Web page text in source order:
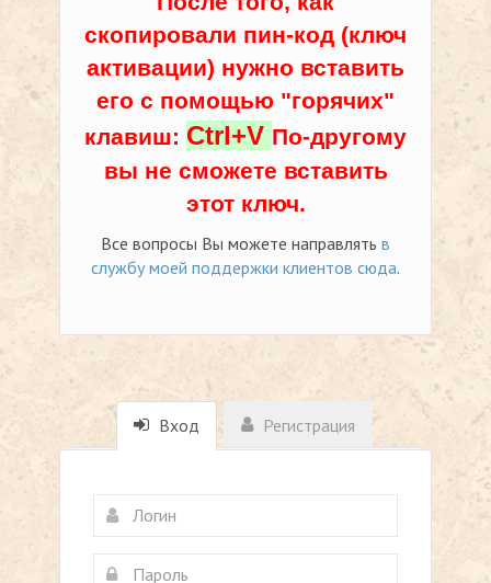
скопировали пин-код (ключ
активации) нужно вставить
его с помощью "горячих"
клавиш: Ctrl+V По-другому
вы не сможете вставить
этот ключ.
Все вопросы Вы можете направлять в
службу моей поддержки клиентов сюда.
Вход Регистрация